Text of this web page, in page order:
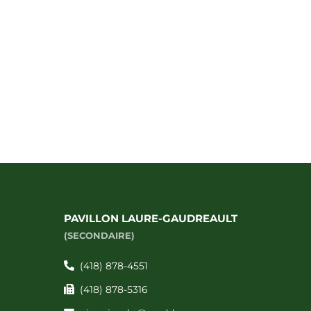
PAVILLON LAURE-GAUDREAULT
(SECONDAIRE)
(418) 878-4551
(418) 878-5316